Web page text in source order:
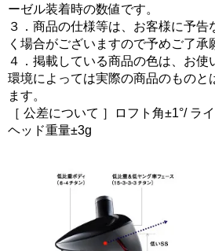
ーゼル装着時の数値です。
３．商品の仕様等は、お客様に予告
く場合がございますので予めご了承
４．掲載している商品の色は、お使
環境によっては実際の商品のものと
ます。
［ 公差について ］ロフト角±1°/ ラ
ヘッド重量±3g